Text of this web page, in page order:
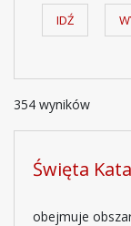
IDŹ
354 wyników
Święta
obejmuje